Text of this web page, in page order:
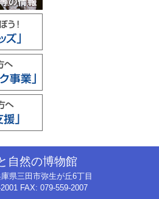
自然の博物館
県三田市弥生が丘6丁目
FAX: 079-559-2007